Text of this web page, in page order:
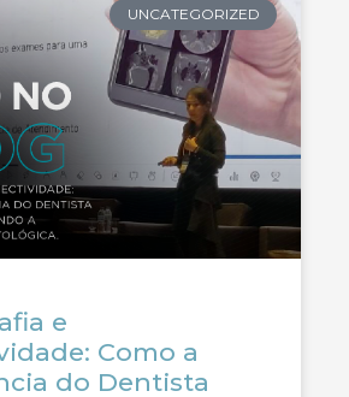
UNCATEGORIZED
e
Como a
do Dentista